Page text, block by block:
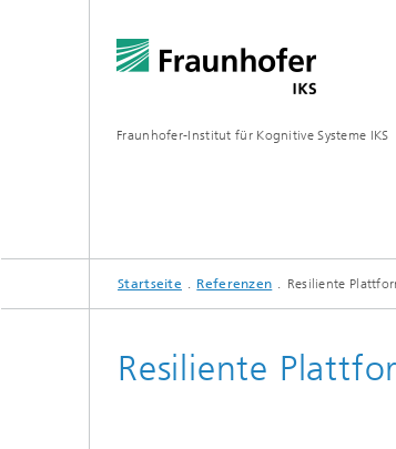
Fraunhofer-Institut für Kognitive Systeme IKS
KARRIERE
Startseite Referenzen Resiliente
Resiliente